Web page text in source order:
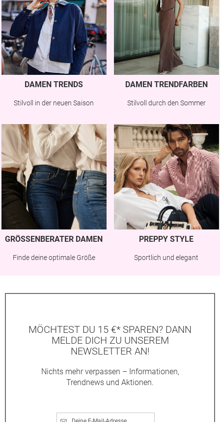
DAMEN TRENDS
Stilvoll in der neuen Saison
DAMEN TRENDFARBEN
Stilvoll durch den Sommer
GRÖSSENBERATER DAMEN
Finde deine optimale Größe
PREPPY STYLE
Sportlich und elegant
MÖCHTEST DU 15 €* SPAREN? DANN
MELDE DICH ZU UNSEREM
NEWSLETTER AN!
Nichts mehr verpassen – Informationen,
Trendnews und Aktionen.